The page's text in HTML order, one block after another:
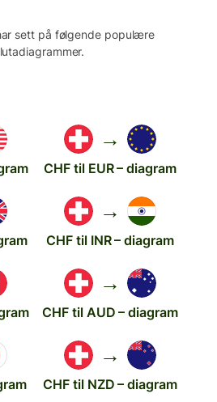
sett på følgende populære
→
CHF til EUR – diagram
→
CHF til INR – diagram
→
CHF til AUD – diagram
→
CHF til NZD – diagram